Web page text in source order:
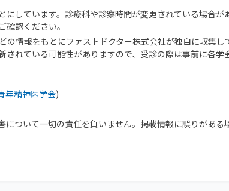
しています。診療科や診察時間が変更されている場合が
認ください。
情報をもとにファストドクター株式会社が独自に収集し
れている可能性がありますので、受診の際は事前に各学
年精神医学会)
ついて一切の責任を負いません。掲載情報に誤りがある